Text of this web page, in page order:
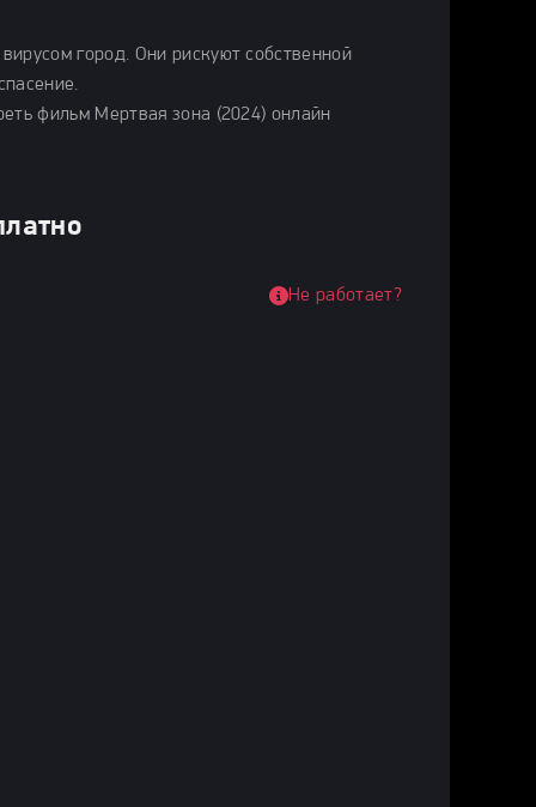
город. Они рискуют собственной
фильм Мертвая зона (2024) онлайн
Не работает?